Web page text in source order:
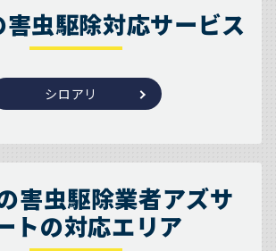
害虫駆除対応サービス
シロアリ
害虫駆除業者アズサ
トの対応エリア